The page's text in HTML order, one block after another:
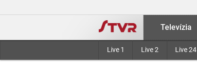
Televízia
Live 1 Live 2 Live 24